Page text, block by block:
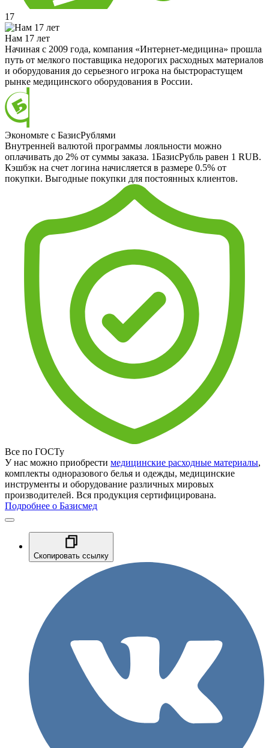
17
Нам 17 лет
Начиная с 2009 года, компания «Интернет-медицина» прошла
путь от мелкого поставщика недорогих расходных материалов
и оборудования до серьезного игрока на быстрорастущем
рынке медицинского оборудования в России.
Экономьте с БазисРублями
Внутренней валютой программы лояльности можно
оплачивать до 2% от суммы заказа. 1БазисРубль равен 1 RUB.
Кэшбэк на счет логина начисляется в размере 0.5% от
покупки. Выгодные покупки для постоянных клиентов.
Все по ГОСТу
У нас можно приобрести медицинские расходные материалы,
комплекты одноразового белья и одежды, медицинские
инструменты и оборудование различных мировых
производителей. Вся продукция сертифицирована.
Подробнее о Базисмед
Скопировать ссылку